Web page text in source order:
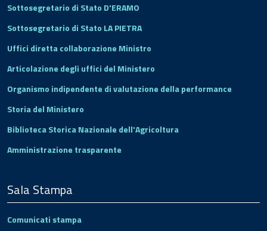
Sottosegretario di Stato D'ERAMO
Sottosegretario di Stato LA PIETRA
Uffici diretta collaborazione Ministro
Articolazione degli uffici del Ministero
Organismo indipendente di valutazione della performance
Storia del Ministero
Biblioteca Storica Nazionale dell'Agricoltura
Amministrazione trasparente
Sala Stampa
Comunicati stampa